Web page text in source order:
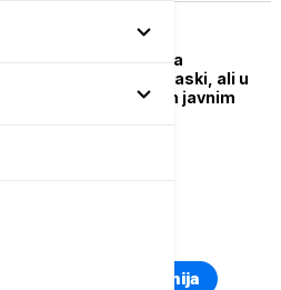
U Austriji ukinuta mera
obaveznog nošenja maski, ali u
Beču još važi na nekim javnim
Kosovo i Metohija